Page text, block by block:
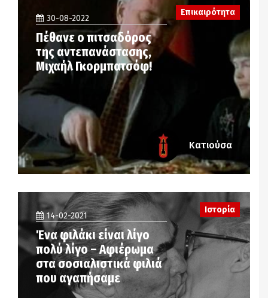
30-08-2022
Πέθανε ο πιτσαδόρος
της αντεπανάστασης,
Μιχαήλ Γκορμπατσόφ!
Επικαιρότητα
Κατιούσα
14-02-2021
Ένα φιλάκι είναι λίγο
πολύ λίγο – Αφιέρωμα
στα σοσιαλιστικά φιλιά
που αγαπήσαμε
Ιστορία